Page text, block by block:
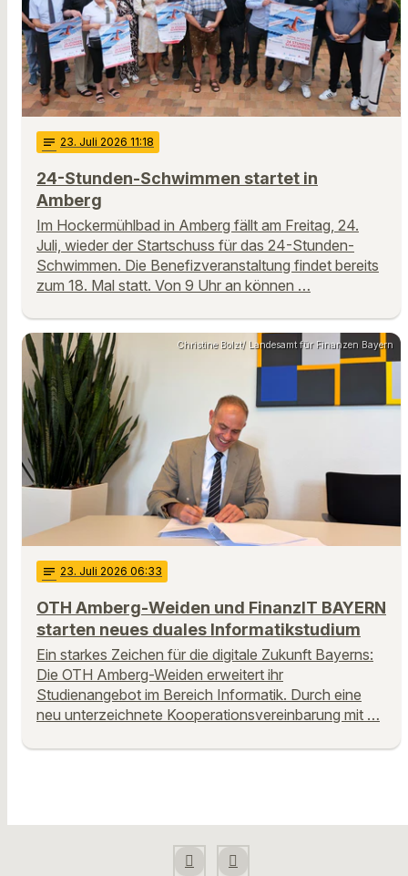
notes 23. Juli 2026 11:18
24-Stunden-Schwimmen startet in
Amberg
Im Hockermühlbad in Amberg fällt am Freitag, 24.
Juli, wieder der Startschuss für das 24-Stunden-
Schwimmen. Die Benefizveranstaltung findet bereits
zum 18. Mal statt. Von 9 Uhr an können …
Christine Bolzt/ Landesamt für Finanzen Bayern
notes 23. Juli 2026 06:33
OTH Amberg-Weiden und FinanzIT BAYERN
starten neues duales Informatikstudium
Ein starkes Zeichen für die digitale Zukunft Bayerns:
Die OTH Amberg-Weiden erweitert ihr
Studienangebot im Bereich Informatik. Durch eine
neu unterzeichnete Kooperationsvereinbarung mit …